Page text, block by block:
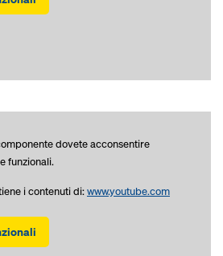
dovete acconsentire
funzionali.
i contenuti di:www.youtube.com